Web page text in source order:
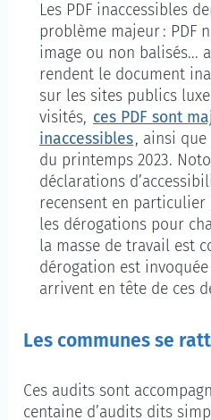
Les PDF inaccessibles
problème majeur : PDF
image ou non balisés...
rendent le document
sur les sites publics
visités, ces PDF sont
inaccessibles, ainsi
du printemps 2023.
déclarations
recensent en
les dérogations pour
la masse de travail est
dérogation est
arrivent en tête de ces
Les communes se
Ces audits sont
centaine d’audits dits